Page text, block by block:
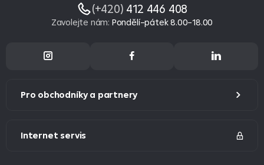
(+420) 412 446 408
Zavolejte nám: Pondělí–pátek 8.00–18.00
Pro obchodníky a partnery
Internet servis